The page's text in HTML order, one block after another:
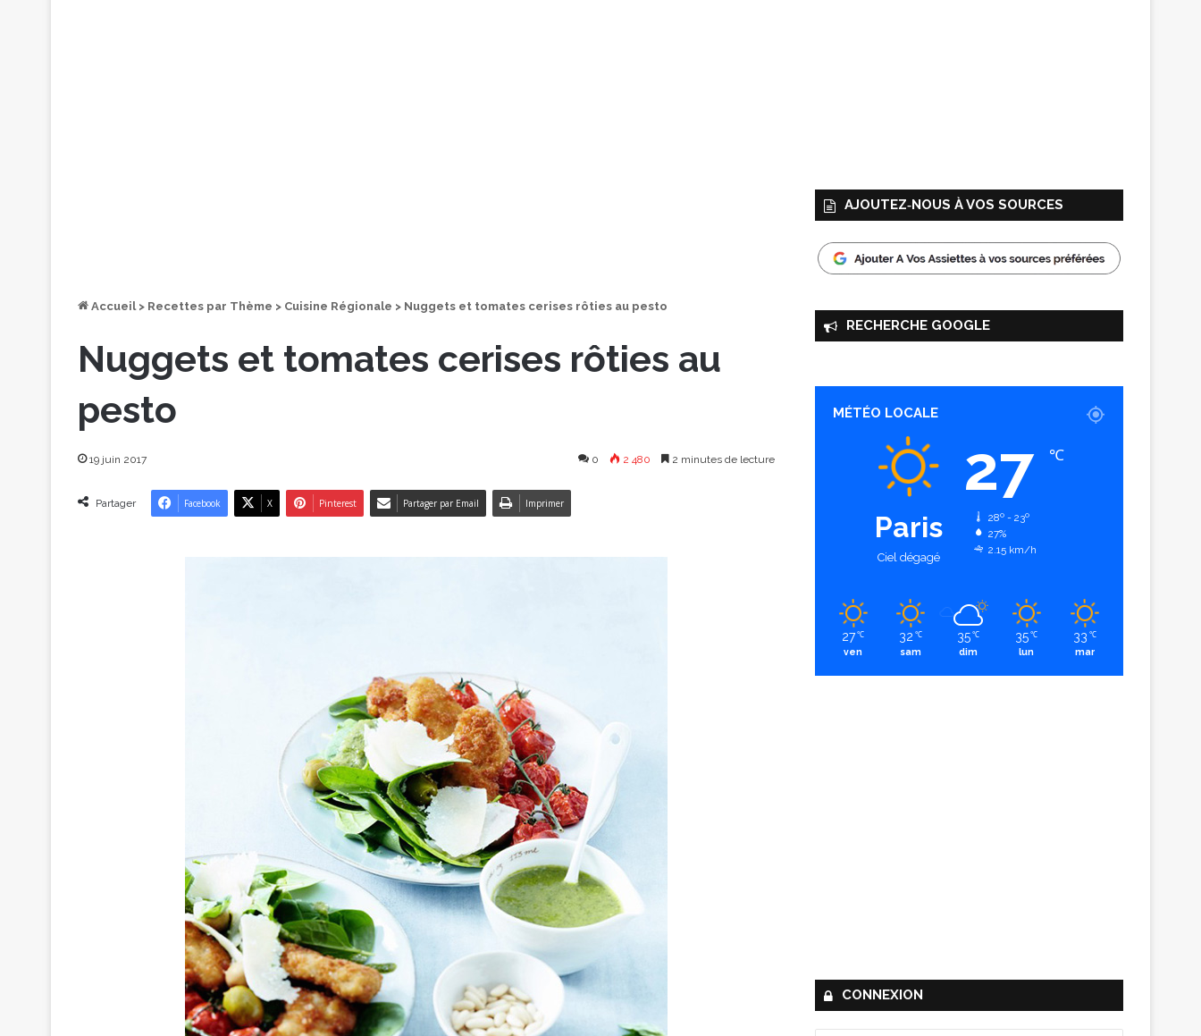
Accueil > Recettes par Thème > Cuisine Régionale > Nuggets et tomates cerises rôties au pesto
Nuggets et tomates cerises rôties au
pesto
19 juin 2017 0 2 480 2 minutes de lecture
Partager Facebook X Pinterest Partager par Email Imprimer
AJOUTEZ‑NOUS À VOS SOURCES
RECHERCHE GOOGLE
MÉTÉO LOCALE
Paris
Ciel dégagé
27 ℃
28º - 23º
27%
2.15 km/h
27 ℃
ven
32 ℃
sam
35 ℃
dim
35 ℃
lun
33 ℃
mar
CONNEXION